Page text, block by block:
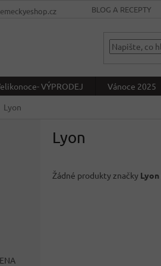
BLOG A RECEPTY
VÝPRODEJ Vánoce 2025
Lyon
Lyon
Žádné produkty značky Lyon